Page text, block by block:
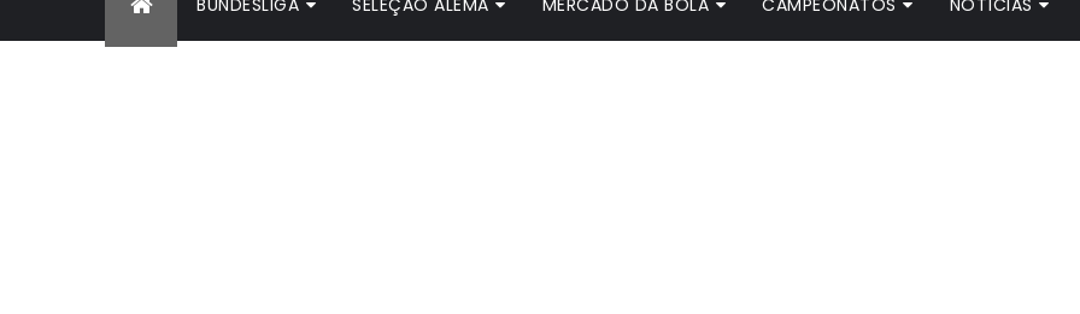
BUNDESLIGA SELEÇÃO ALEMÃ MERCADO DA BOLA CAMPEONATOS NOTÍCIAS